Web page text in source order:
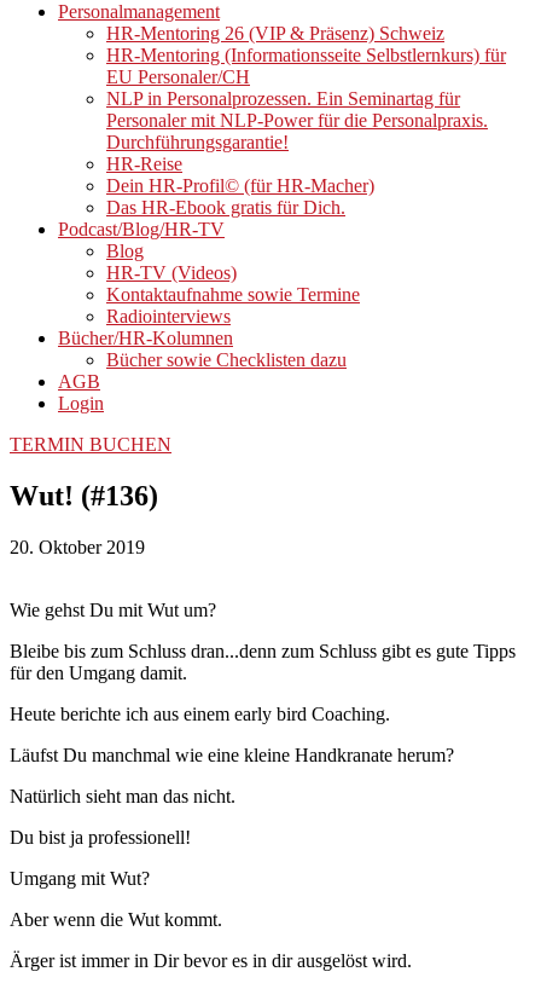
Personalmanagement
HR-Mentoring 26 (VIP & Präsenz) Schweiz
HR-Mentoring (Informationsseite Selbstlernkurs) für
EU Personaler/CH
NLP in Personalprozessen. Ein Seminartag für
Personaler mit NLP-Power für die Personalpraxis.
Durchführungsgarantie!
HR-Reise
Dein HR-Profil© (für HR-Macher)
Das HR-Ebook gratis für Dich.
Podcast/Blog/HR-TV
Blog
HR-TV (Videos)
Kontaktaufnahme sowie Termine
Radiointerviews
Bücher/HR-Kolumnen
Bücher sowie Checklisten dazu
AGB
Login
TERMIN BUCHEN
Wut! (#136)
20. Oktober 2019
Wie gehst Du mit Wut um?
Bleibe bis zum Schluss dran...denn zum Schluss gibt es gute Tipps
für den Umgang damit.
Heute berichte ich aus einem early bird Coaching.
Läufst Du manchmal wie eine kleine Handkranate herum?
Natürlich sieht man das nicht.
Du bist ja professionell!
Umgang mit Wut?
Aber wenn die Wut kommt.
Ärger ist immer in Dir bevor es in dir ausgelöst wird.